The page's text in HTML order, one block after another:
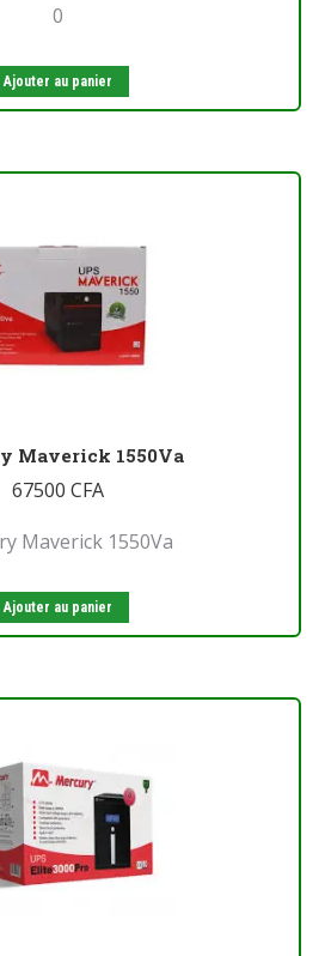
0
Ajouter au panier
Maverick 1550Va
67500 CFA
Maverick 1550Va
Ajouter au panier